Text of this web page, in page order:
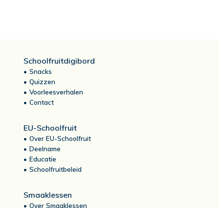
Schoolfruitdigibord
Snacks
Quizzen
Voorleesverhalen
Contact
EU-Schoolfruit
Over EU-Schoolfruit
Deelname
Educatie
Schoolfruitbeleid
Smaaklessen
Over Smaaklessen